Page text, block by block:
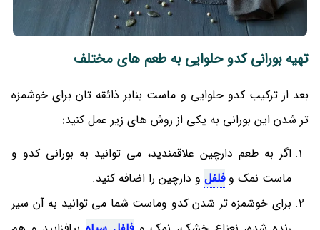
تهیه بورانی کدو حلوایی به طعم های مختلف
بعد از ترکیب کدو حلوایی و ماست بنابر ذائقه تان برای خوشمزه
تر شدن این بورانی به یکی از روش های زیر عمل کنید:
اگر به طعم دارچین علاقمندید، می توانید به بورانی کدو و
ماست نمک وفلفل و دارچین را اضافه کنید.
برای خوشمزه تر شدن کدو وماست شما می توانید به آن سیر